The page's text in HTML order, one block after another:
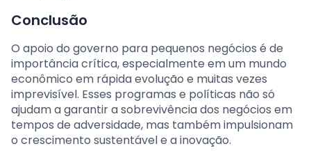
Conclusão
O apoio do governo para pequenos negócios é de
importância crítica, especialmente em um mundo
econômico em rápida evolução e muitas vezes
imprevisível. Esses programas e políticas não só
ajudam a garantir a sobrevivência dos negócios em
tempos de adversidade, mas também impulsionam
o crescimento sustentável e a inovação.